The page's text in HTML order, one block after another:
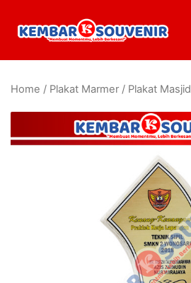
Home / Plakat Marmer / Plakat Masjid